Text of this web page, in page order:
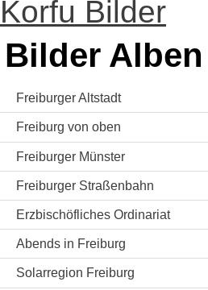
Korfu Bilder
Bilder Alben
Freiburger Altstadt
Freiburg von oben
Freiburger Münster
Freiburger Straßenbahn
Erzbischöfliches Ordinariat
Abends in Freiburg
Solarregion Freiburg